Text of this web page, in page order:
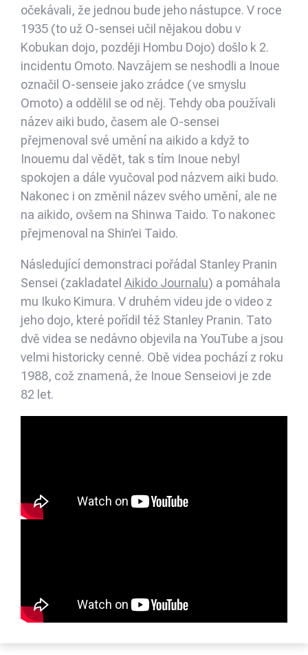
očekávali, že jednou bude jeho nástupce. V roce
1935 (to už O-sensei učil nějakou dobu v
Kobukan dojo, později Hombu Dojo) došlo k 2.
incidentu Omoto. Navzájem se neshodli a Inoue
označil O-senseie jako zrádce (ve smyslu
Omoto) a oddělil se od něj. Tehdy oba používali
název aiki budo, časem ale O-sensei
přejmenoval své umění na aikido a když to
Inouemu dal vědět, tak s tím Inoue nebyl
spokojen a dále vyučoval pod názvem aiki budo.
Nakonec i on změnil název svého umění, ale ne
na aikido, ovšem na Shinwa Taido. To nakonec
přejmenoval na Shin’ei Taido.
Následující demonstraci pořádal Stanley Pranin
Sensei (zakladatel Aikido Journalu) a pomáhala
mu Ikuko Kimura. V druhém videu jde o video z
jeho dojo, které pořídil též Stanley Pranin. Tato
dvě videa se nedávno objevila na YouTube a jsou
velmi historicky cenné. Obě videa pochází z roku
1988, což znamená, že Inoue Senseiovi je zde
82 let.